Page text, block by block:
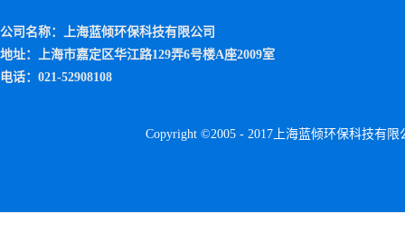
公司名称：上海蓝倾环保科技有限公司
地址：上海市嘉定区华江路129弄6号楼A座2009室
电话：021-52908108
Copyright ©2005 - 2017上海蓝倾环保科技有限